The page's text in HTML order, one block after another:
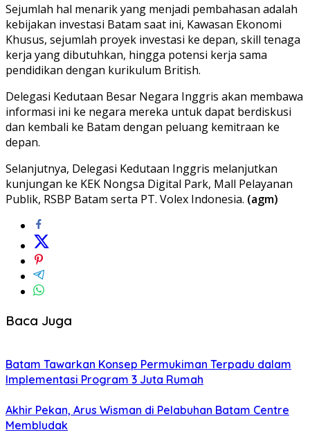
Sejumlah hal menarik yang menjadi pembahasan adalah
kebijakan investasi Batam saat ini, Kawasan Ekonomi
Khusus, sejumlah proyek investasi ke depan, skill tenaga
kerja yang dibutuhkan, hingga potensi kerja sama
pendidikan dengan kurikulum British.
Delegasi Kedutaan Besar Negara Inggris akan membawa
informasi ini ke negara mereka untuk dapat berdiskusi
dan kembali ke Batam dengan peluang kemitraan ke
depan.
Selanjutnya, Delegasi Kedutaan Inggris melanjutkan
kunjungan ke KEK Nongsa Digital Park, Mall Pelayanan
Publik, RSBP Batam serta PT. Volex Indonesia. (agm)
Baca Juga
Batam Tawarkan Konsep Permukiman Terpadu dalam
Implementasi Program 3 Juta Rumah
Akhir Pekan, Arus Wisman di Pelabuhan Batam Centre
Membludak